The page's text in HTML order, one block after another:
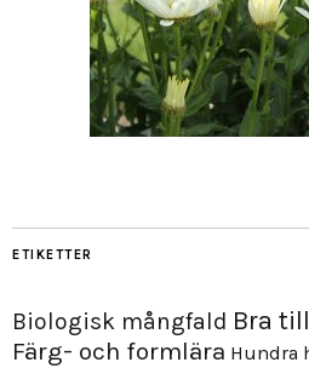
ETIKETTER
Biologisk mångfald Bra
Färg- och formlära Hundra